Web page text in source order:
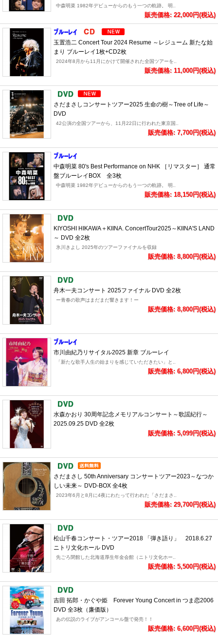
中森明菜 1982年デビューからのもう一つの軌跡。 明..
販売価格: 22,000円(税込)
玉置浩二 Concert Tour 2024 Resume ～レジューム 新たな始
まり ブルーレイ1枚+CD2枚
2024年8月から11月にかけて開催された全国ツアーを..
販売価格: 11,000円(税込)
さだまさしコンサートツアー2025 生命の樹～Tree of Life～
DVD
42公演の全国ツアーから、11月22日に行われた東京国..
販売価格: 7,700円(税込)
中森明菜 80's Best Performance on NHK ［リマスター］ 通常
盤ブルーレイBOX 全3枚
中森明菜 1982年デビューからのもう一つの軌跡。 明..
販売価格: 18,150円(税込)
KIYOSHI HIKAWA＋KIINA. ConcertTour2025～KIINA'S LAND
～ DVD 全2枚
氷川きよし 2025年のツアーファイナルを収録
販売価格: 8,800円(税込)
舟木一夫コンサート 2025ファイナル DVD 全2枚
ー青春の歌声はまだまだ響きます！ー
販売価格: 8,800円(税込)
市川由紀乃リサイタル2025 新章 ブルーレイ
「新たな歌手人生の始まりを感じていただきたい」と..
販売価格: 6,800円(税込)
水森かおり 30周年記念メモリアルコンサート～歌謡紀行～
2025.09.25 DVD 全2枚
販売価格: 5,099円(税込)
さだまさし 50th Anniversary コンサートツアー2023～なつか
しい未来～ DVD-BOX 全4枚
2023年6月と8月に4夜にわたって行われた「さだまさ..
販売価格: 29,700円(税込)
松山千春コンサート・ツアー2018 「弾き語り」 2018.6.27
ニトリ文化ホール DVD
先ごろ閉館した北海道厚生年金会館（ニトリ文化ホー..
販売価格: 5,500円(税込)
吉田 拓郎・かぐや姫 Forever Young Concert in つま恋2006
DVD 全3枚（廉価版）
あの伝説のライブがアンコール盤で発売！！
販売価格: 6,600円(税込)